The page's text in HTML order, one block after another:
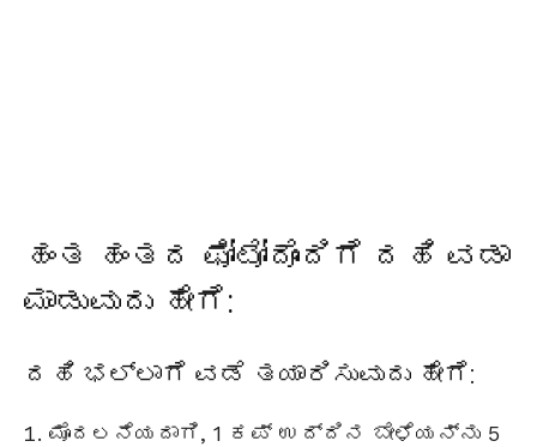
ಹಂತ ಹಂತದ ಫೋಟೋದೊಂದಿಗೆ ದಹಿ ವಡಾ
ಮಾಡುವುದು ಹೇಗೆ:
ದಹಿ ಭಲ್ಲಾಗೆ ವಡೆ ತಯಾರಿಸುವುದು ಹೇಗೆ:
ಮೊದಲನೆಯದಾಗಿ, 1 ಕಪ್ ಉದ್ದಿನ ಬೇಳೆಯನ್ನು 5